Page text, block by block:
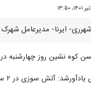
شهرری- ایرنا- مدیرعامل
کوه نشین روز چهارشنبه در
سوزی در ۲ سوله شدیدتر بوده و احتمال ریزش وجود دارد از همین رو آتش نشانان موفق به ورود به داخل آن نشدند و از بیرون عملیات اطفای حریق را دنبال کردند.